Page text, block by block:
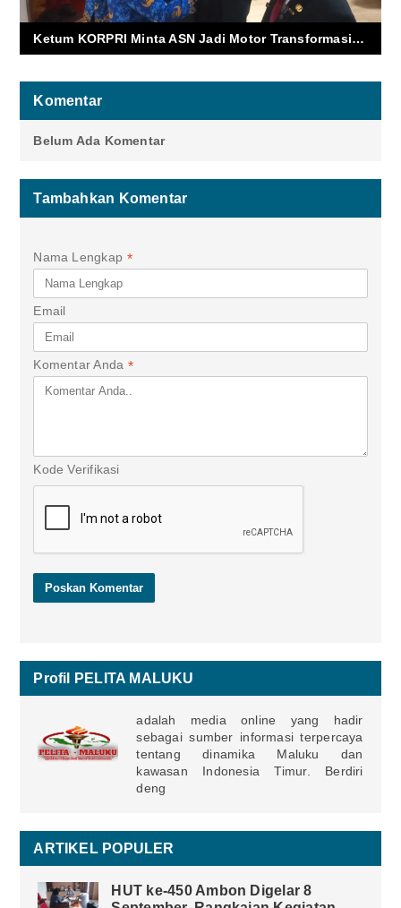
Ketum KORPRI Minta ASN Jadi Motor Transformasi Digital dan Penjaga Integritas
Komentar
Belum Ada Komentar
Tambahkan Komentar
Nama Lengkap *
Email
Komentar Anda *
Kode Verifikasi
Profil PELITA MALUKU
adalah media online yang hadir
sebagai sumber informasi terpercaya
tentang dinamika Maluku dan
kawasan Indonesia Timur. Berdiri
deng
ARTIKEL POPULER
HUT ke-450 Ambon Digelar 8